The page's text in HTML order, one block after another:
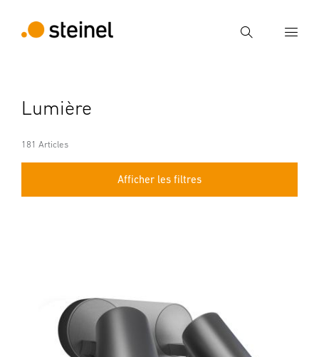
Recherche
Recherche
Lumière
181 Articles
Afficher les filtres